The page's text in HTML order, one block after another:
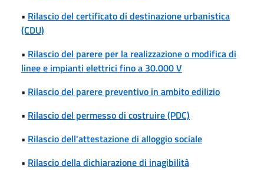
• Rilascio del certificato di destinazione urbanistica
(CDU)
• Rilascio del parere per la realizzazione o modifica di
linee e impianti elettrici fino a 30.000 V
• Rilascio del parere preventivo in ambito edilizio
• Rilascio del permesso di costruire (PDC)
• Rilascio dell'attestazione di alloggio sociale
• Rilascio della dichiarazione di inagibilità